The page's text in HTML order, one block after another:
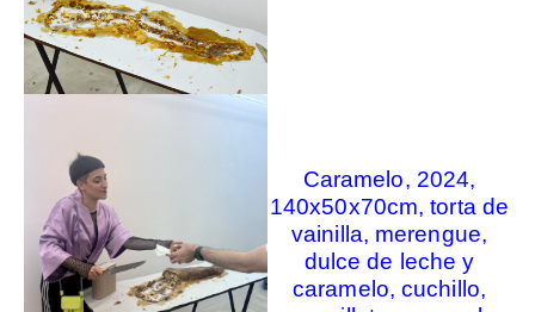
Caramelo, 2024,
140x50x70cm, torta de
vainilla, merengue,
dulce de leche y
caramelo, cuchillo,